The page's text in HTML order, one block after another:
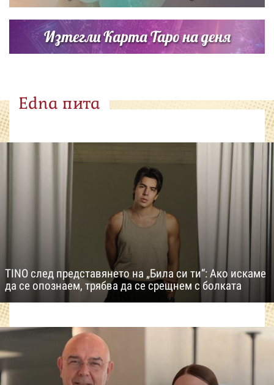
Изтегли Карта Таро на деня
Edna пита
TINO след представянето на „Била си ти“: Ако искаме
да се опознаем, трябва да се срещнем с болката